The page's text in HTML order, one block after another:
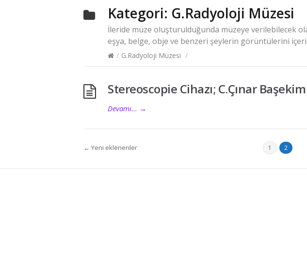
Kategori: G.Radyoloji Müzesi
İleride müze oluşturulduğunda müzeye verilebilecek
eşya, belge, obje ve benzeri şeylerin görüntülerini
/ G.Radyoloji Müzesi /
Stereoscopie Cihazı; C.Çınar
Devamı... →
← Yeni eklenenler 1 2